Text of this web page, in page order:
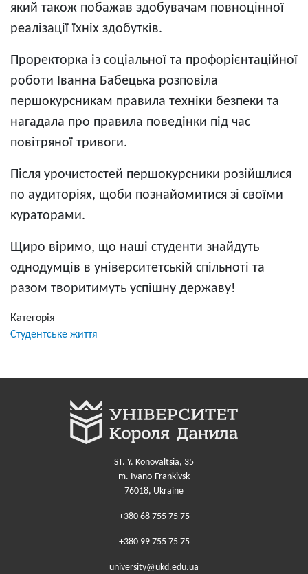
який також побажав здобувачам повноцінної
реалізації їхніх здобутків.
Проректорка із соціальної та профорієнтаційної
роботи Іванна Бабецька розповіла
першокурсникам правила техніки безпеки та
нагадала про правила поведінки під час
повітряної тривоги.
Після урочистостей першокурсники розійшлися
по аудиторіях, щоби познайомитися зі своїми
кураторами.
Щиро віримо, що наші студенти знайдуть
однодумців в університетській спільноті та
разом творитимуть успішну державу!
Категорія
Студентське життя
ST. Y. Konovaltsia, 35
m. Ivano-Frankivsk
76018, Ukraine
+380 68 755 75 75
+380 99 755 75 75
university@ukd.edu.ua